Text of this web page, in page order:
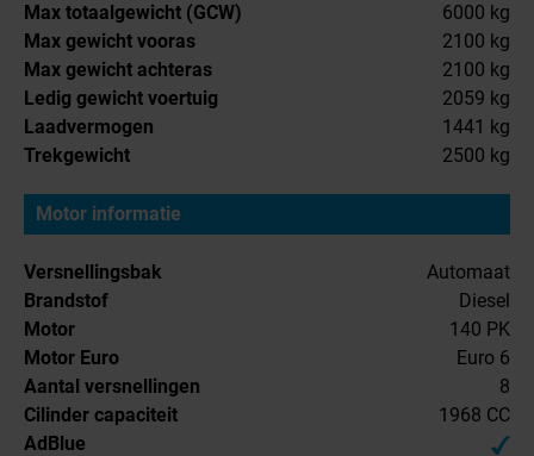
Max totaalgewicht (GCW)
6000 kg
Max gewicht vooras
2100 kg
Max gewicht achteras
2100 kg
Ledig gewicht voertuig
2059 kg
Laadvermogen
1441 kg
Trekgewicht
2500 kg
Motor informatie
Versnellingsbak
Automaat
Brandstof
Diesel
Motor
140 PK
Motor Euro
Euro 6
Aantal versnellingen
8
Cilinder capaciteit
1968 CC
AdBlue